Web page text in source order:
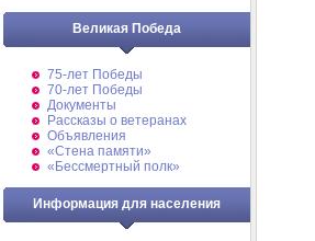
Великая Победа
75-лет Победы
70-лет Победы
Документы
Рассказы о ветеранах
Объявления
«Стена памяти»
«Бессмертный полк»
Информация для населения